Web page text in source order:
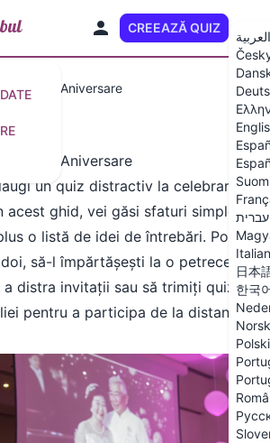
CREEAZĂ QUIZ
العربية
עברית
日本
한국
Norsk
Polski
Quiz de Aniversare
de Aniversare
un quiz distractiv la celebrarea
acest ghid, vei găsi sfaturi simple
o listă de idei de întrebări. Poți
să-l împărtășești la o petrecere
a distra invitații sau să trimiți quizul
pentru a participa de la distanță.